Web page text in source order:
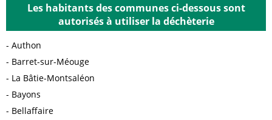
Les habitants des communes ci-dessous sont
autorisés à utiliser la déchèterie
Authon
Barret-sur-Méouge
La Bâtie-Montsaléon
Bayons
Bellaffaire